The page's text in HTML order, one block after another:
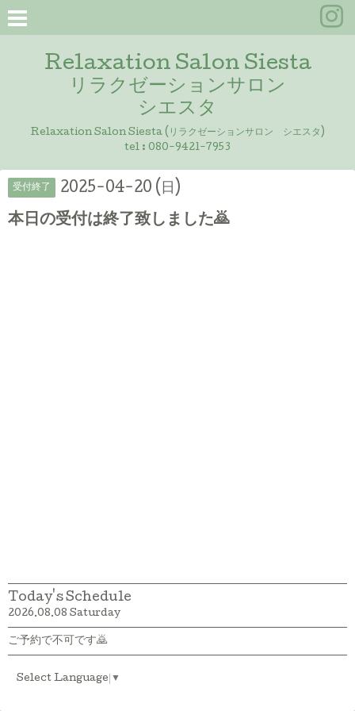
Relaxation Salon Siesta
リラクゼーションサロン
シエスタ
Relaxation Salon Siesta (リラクゼーションサロン シエスタ)
tel : 080-9421-7953
受付終了 2025-04-20 (日)
本日の受付は終了致しました🙇
Today's Schedule
2026.08.08 Saturday
ご予約で不可です🙇
Select Language ▼